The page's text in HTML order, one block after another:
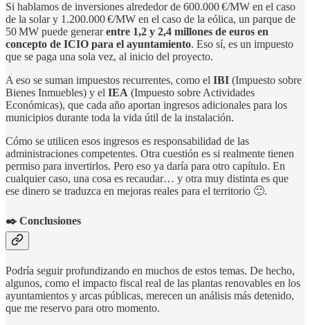
Si hablamos de inversiones alrededor de 600.000 €/MW en el caso
de la solar y 1.200.000 €/MW en el caso de la eólica, un parque de
50 MW puede generarentre 1,2 y 2,4 millones de euros en
concepto de ICIO para el ayuntamiento. Eso sí, es un impuesto
que se paga una sola vez, al inicio del proyecto.
A eso se suman impuestos recurrentes, como el IBI (Impuesto sobre
Bienes Inmuebles) y el IEA (Impuesto sobre Actividades
Económicas), que cada año aportan ingresos adicionales para los
municipios durante toda la vida útil de la instalación.
Cómo se utilicen esos ingresos es responsabilidad de las
administraciones competentes. Otra cuestión es si realmente tienen
permiso para invertirlos. Pero eso ya daría para otro capítulo. En
cualquier caso, una cosa es recaudar… y otra muy distinta es que
ese dinero se traduzca en mejoras reales para el territorio 🙂.
✒️ Conclusiones
Podría seguir profundizando en muchos de estos temas. De hecho,
algunos, como el impacto fiscal real de las plantas renovables en los
ayuntamientos y arcas públicas, merecen un análisis más detenido,
que me reservo para otro momento.